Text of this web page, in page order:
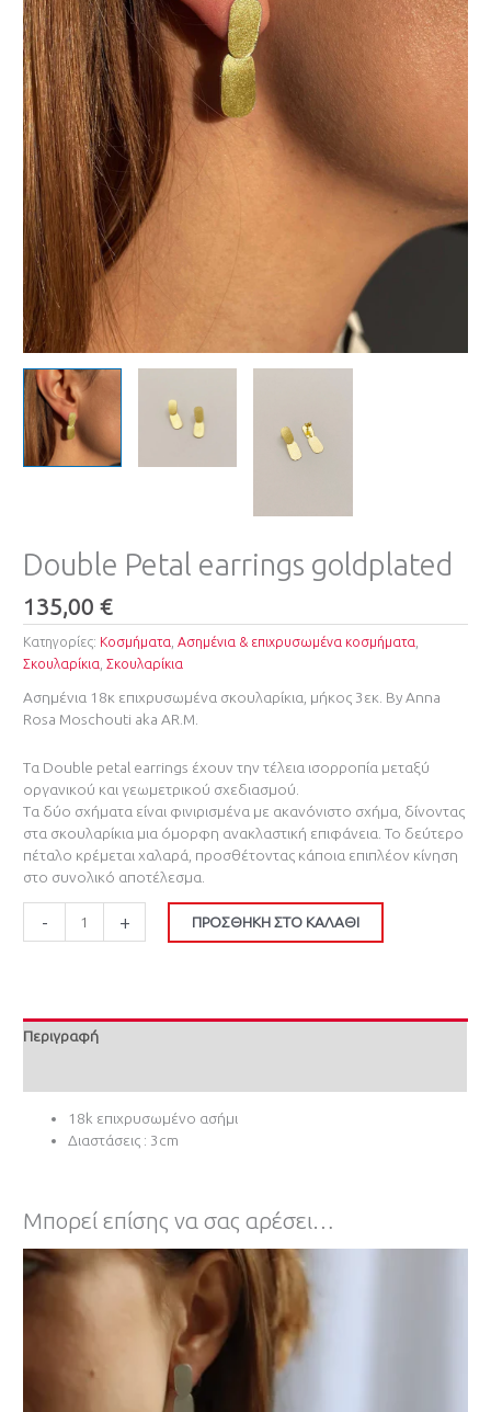
Double Petal earrings goldplated
135,00€
Κατηγορίες: Κοσμήματα ,Ασημένια & επιχρυσωμένα κοσμήματα
Σκουλαρίκια ,Σκουλαρίκια
Ασημένια 18κ επιχρυσωμένα σκουλαρίκια, μήκος 3εκ. By Anna
Rosa Moschouti aka AR.M.
Τα Double petal earrings έχουν την τέλεια ισορροπία μεταξύ
οργανικού και γεωμετρικού σχεδιασμού.
Τα δύο σχήματα είναι φινιρισμένα με ακανόνιστο σχήμα, δίνοντας
στα σκουλαρίκια μια όμορφη ανακλαστική επιφάνεια. Το δεύτερο
πέταλο κρέμεται χαλαρά, προσθέτοντας κάποια επιπλέον κίνηση
στο συνολικό αποτέλεσμα.
- + ΠΡΟΣΘΉΚΗ ΣΤΟ ΚΑΛΆΘΙ
Περιγραφή
18k επιχρυσωμένο ασήμι
Διαστάσεις : 3cm
Μπορεί επίσης να σας αρέσει…